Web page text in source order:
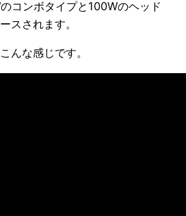
コンボタイプと100Wのヘッド
スされます。
んな感じです。